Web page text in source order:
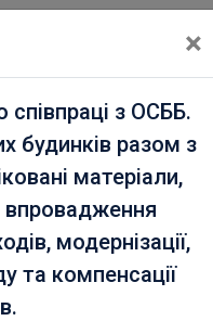
Сертифікована
/ СТОЛІТ EPS 80
×
з ОСББ.
будинків разом з
матеріали,
впровадження
модернізації,
та компенсації